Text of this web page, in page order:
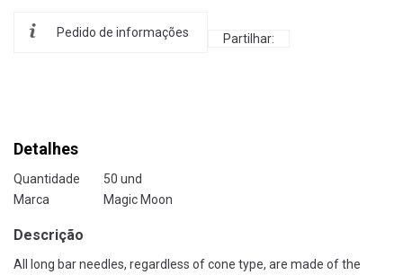
Pedido de informações Partilhar:
Detalhes
Quantidade
50 und
Marca
Magic Moon
Descrição
All long bar needles, regardless of cone type, are made of the